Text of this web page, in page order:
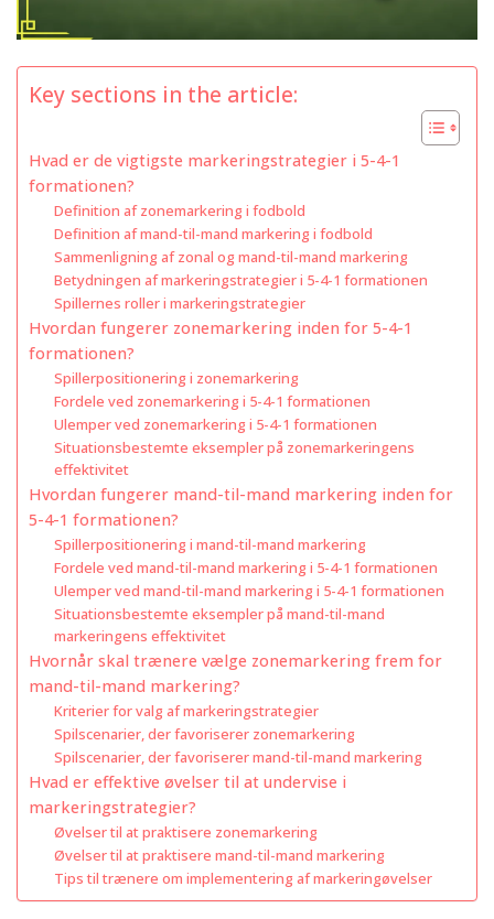
Key sections in the article:
Hvad er de vigtigste markeringstrategier i 5-4-1
formationen?
Definition af zonemarkering i fodbold
Definition af mand-til-mand markering i fodbold
Sammenligning af zonal og mand-til-mand markering
Betydningen af markeringstrategier i 5-4-1 formationen
Spillernes roller i markeringstrategier
Hvordan fungerer zonemarkering inden for 5-4-1
formationen?
Spillerpositionering i zonemarkering
Fordele ved zonemarkering i 5-4-1 formationen
Ulemper ved zonemarkering i 5-4-1 formationen
Situationsbestemte eksempler på zonemarkeringens
effektivitet
Hvordan fungerer mand-til-mand markering inden for
5-4-1 formationen?
Spillerpositionering i mand-til-mand markering
Fordele ved mand-til-mand markering i 5-4-1 formationen
Ulemper ved mand-til-mand markering i 5-4-1 formationen
Situationsbestemte eksempler på mand-til-mand
markeringens effektivitet
Hvornår skal trænere vælge zonemarkering frem for
mand-til-mand markering?
Kriterier for valg af markeringstrategier
Spilscenarier, der favoriserer zonemarkering
Spilscenarier, der favoriserer mand-til-mand markering
Hvad er effektive øvelser til at undervise i
markeringstrategier?
Øvelser til at praktisere zonemarkering
Øvelser til at praktisere mand-til-mand markering
Tips til trænere om implementering af markeringøvelser